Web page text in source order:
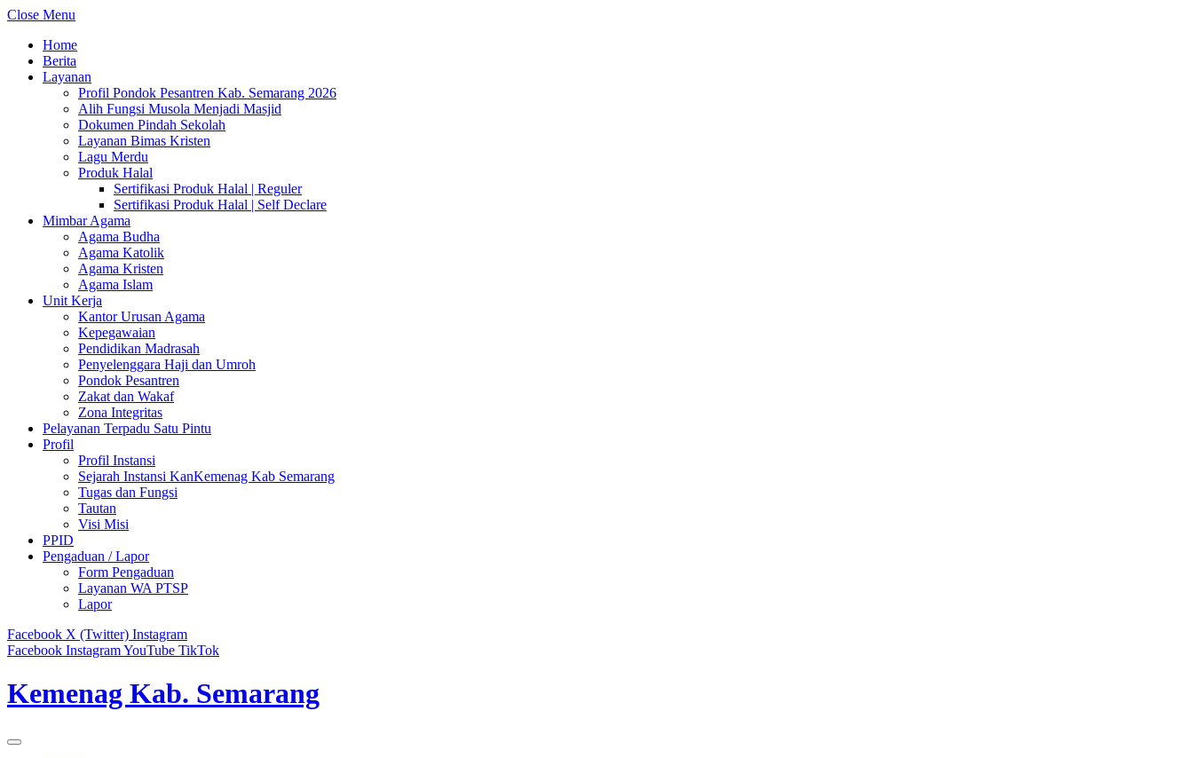
Close Menu
Home
Berita
Layanan
Profil Pondok Pesantren Kab. Semarang 2026
Alih Fungsi Musola Menjadi Masjid
Dokumen Pindah Sekolah
Layanan Bimas Kristen
Lagu Merdu
Produk Halal
Sertifikasi Produk Halal | Reguler
Sertifikasi Produk Halal | Self Declare
Mimbar Agama
Agama Budha
Agama Katolik
Agama Kristen
Agama Islam
Unit Kerja
Kantor Urusan Agama
Kepegawaian
Pendidikan Madrasah
Penyelenggara Haji dan Umroh
Pondok Pesantren
Zakat dan Wakaf
Zona Integritas
Pelayanan Terpadu Satu Pintu
Profil
Profil Instansi
Sejarah Instansi KanKemenag Kab Semarang
Tugas dan Fungsi
Tautan
Visi Misi
PPID
Pengaduan / Lapor
Form Pengaduan
Layanan WA PTSP
Lapor
Facebook X (Twitter) Instagram
Facebook InstagramYouTube TikTok
Kemenag Kab. Semarang